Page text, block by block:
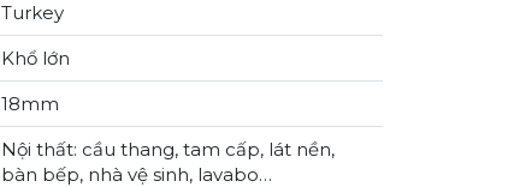
Turkey
Khổ lớn
18mm
Nội thất: cầu thang, tam cấp, lát nền,
bàn bếp, nhà vệ sinh, lavabo…